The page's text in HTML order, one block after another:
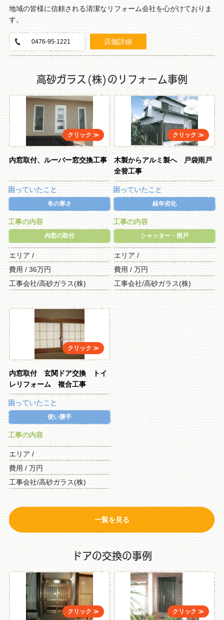
地域の皆様に信頼される清潔なリフォーム会社を心がけておりま
す。
0476-95-1221 店舗詳細
高砂ガラス(株)のリフォーム事例
内窓取付、ルーバー窓交換工事
困っていたこと
冬の寒さ
工事の内容
内窓の取付
エリア /
費用 / 36万円
工事会社/高砂ガラス(株)
木製からアルミ製へ 戸袋雨戸
全替工事
困っていたこと
経年劣化
工事の内容
シャッター・雨戸
エリア /
費用 / 万円
工事会社/高砂ガラス(株)
内窓取付 玄関ドア交換 トイ
レリフォーム 複合工事
困っていたこと
使い勝手
工事の内容
エリア /
費用 / 万円
工事会社/高砂ガラス(株)
一覧を見る
ドアの交換の事例